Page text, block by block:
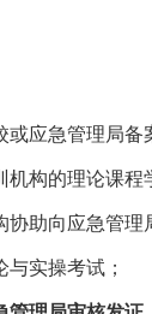
应急管理局备
构的理论课程
助向应急管理
实操考试；